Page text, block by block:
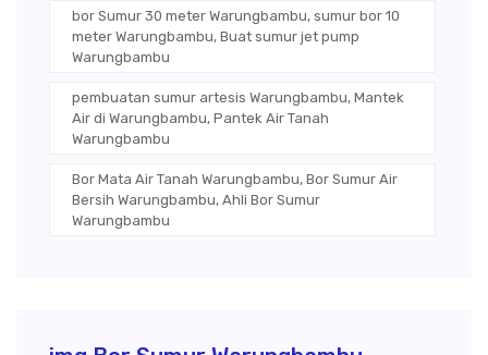
bor Sumur 30 meter Warungbambu, sumur bor 10
meter Warungbambu, Buat sumur jet pump
Warungbambu
pembuatan sumur artesis Warungbambu, Mantek
Air di Warungbambu, Pantek Air Tanah
Warungbambu
Bor Mata Air Tanah Warungbambu, Bor Sumur Air
Bersih Warungbambu, Ahli Bor Sumur
Warungbambu